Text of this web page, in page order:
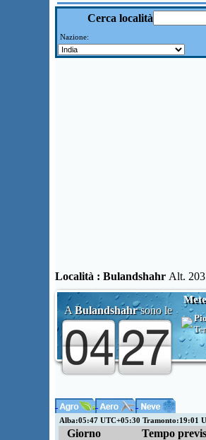
Cerca località
Nazione:
Località : Bulandshahr Alt.
ABulandshahrsono le
Alba:05:47 UTC+05:30 Tramonto:19:01
Giorno Tempo